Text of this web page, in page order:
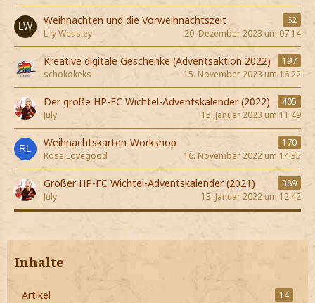
Weihnachten und die Vorweihnachtszeit
62
Lily Weasley
20. Dezember 2023 um 07:14
Kreative digitale Geschenke (Adventsaktion 2022)
197
schokokeks
15. November 2023 um 16:22
Der große HP-FC Wichtel-Adventskalender (2022)
405
July
15. Januar 2023 um 11:49
Weihnachtskarten-Workshop
170
Rose Lovegood
16. November 2022 um 14:35
Großer HP-FC Wichtel-Adventskalender (2021)
389
July
13. Januar 2022 um 12:42
Inhalte
Artikel 14